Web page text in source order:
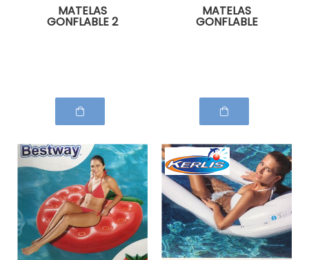
MATELAS
GONFLABLE 2
MATELAS
GONFLABLE